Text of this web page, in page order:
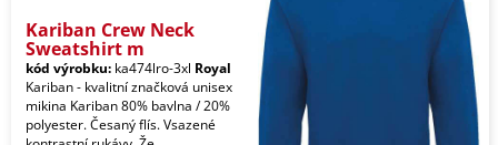
Kariban Crew Neck
Sweatshirt m
kód výrobku: ka474lro-3xl Royal
Kariban - kvalitní značková unisex
mikina Kariban 80% bavlna / 20%
polyester. Česaný flís. Vsazené